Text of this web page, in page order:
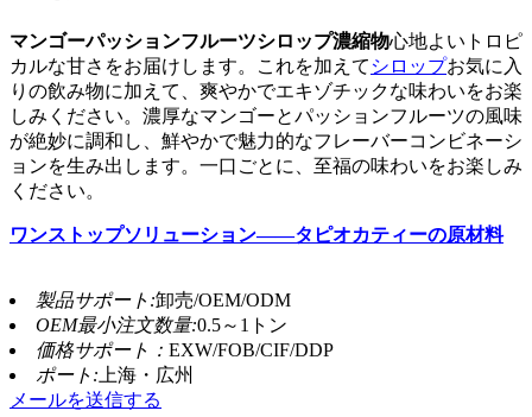
マンゴーパッションフルーツシロップ濃縮物心地よいトロピ
カルな甘さをお届けします。これを加えて シロップお気に入
りの飲み物に加えて、爽やかでエキゾチックな味わいをお楽
しみください。濃厚なマンゴーとパッションフルーツの風味
が絶妙に調和し、鮮やかで魅力的なフレーバーコンビネーシ
ョンを生み出します。一口ごとに、至福の味わいをお楽しみ
ください。
ワンストップソリューション——タピオカティーの原材料
製品サポート:卸売/OEM/ODM
OEM最小注文数量:0.5～1トン
価格サポート： EXW/FOB/CIF/DDP
ポート: 上海・広州
メールを送信する